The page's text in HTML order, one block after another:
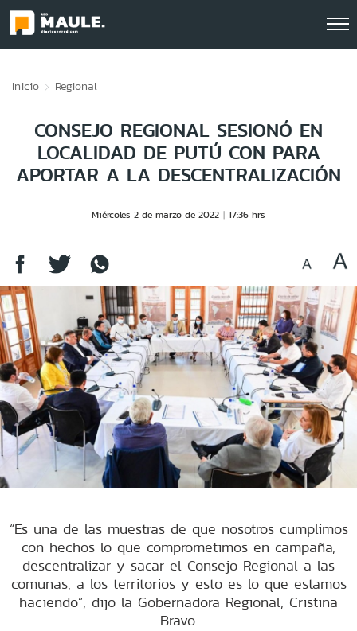
Inicio Regional
CONSEJO REGIONAL SESIONÓ EN
LOCALIDAD DE PUTÚ CON PARA
APORTAR A LA DESCENTRALIZACIÓN
Miércoles 2 de marzo de 2022 17:36 hrs
“Es una de las muestras de que nosotros cumplimos
con hechos lo que comprometimos en campaña,
descentralizar y sacar el Consejo Regional a las
comunas, a los territorios y esto es lo que estamos
haciendo”, dijo la Gobernadora Regional, Cristina
Bravo.